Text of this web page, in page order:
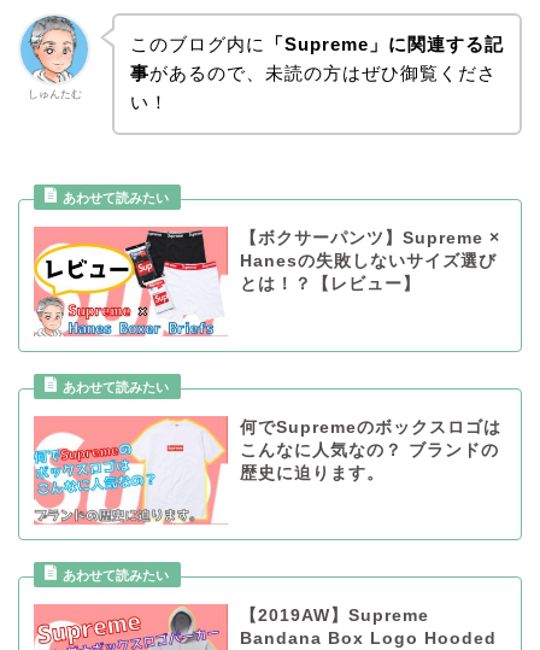
しゅんたむ
このブログ内に
「Supreme」に関連する記
事があるので、未読の方はぜひ御覧くださ
い！
【ボクサーパンツ】Supreme ×
Hanesの失敗しないサイズ選び
とは！？【レビュー】
何でSupremeのボックスロゴは
こんなに人気なの？ ブランドの
歴史に迫ります。
【2019AW】Supreme
Bandana Box Logo Hooded